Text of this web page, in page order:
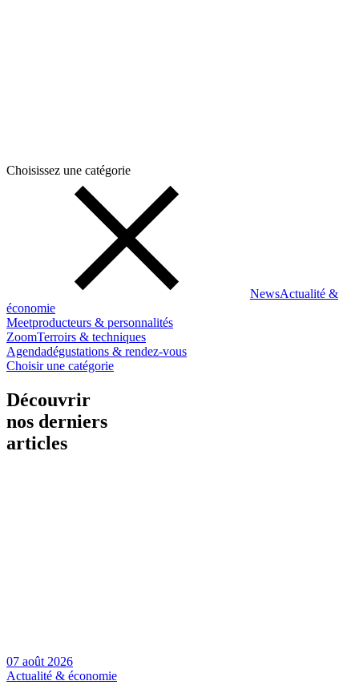
Choisissez une catégorie
NewsActualité &
économie
Meetproducteurs & personnalités
ZoomTerroirs & techniques
Agendadégustations & rendez-vous
Choisir une catégorie
Découvrir
nos derniers
articles
07 août 2026
Actualité & économie